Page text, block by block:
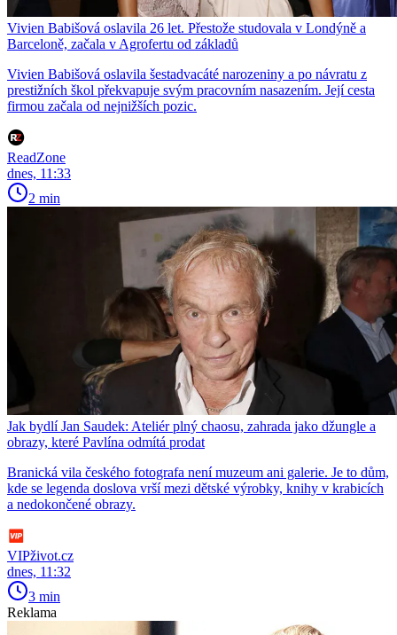
Vivien Babišová oslavila 26 let. Přestože studovala v Londýně a
Barceloně, začala v Agrofertu od základů
Vivien Babišová oslavila šestadvacáté narozeniny a po návratu z
prestižních škol překvapuje svým pracovním nasazením. Její cesta
firmou začala od nejnižších pozic.
ReadZone
dnes, 11:33
2 min
Jak bydlí Jan Saudek: Ateliér plný chaosu, zahrada jako džungle a
obrazy, které Pavlína odmítá prodat
Branická vila českého fotografa není muzeum ani galerie. Je to dům,
kde se legenda doslova vrší mezi dětské výrobky, knihy v krabicích
a nedokončené obrazy.
VIPživot.cz
dnes, 11:32
3 min
Reklama